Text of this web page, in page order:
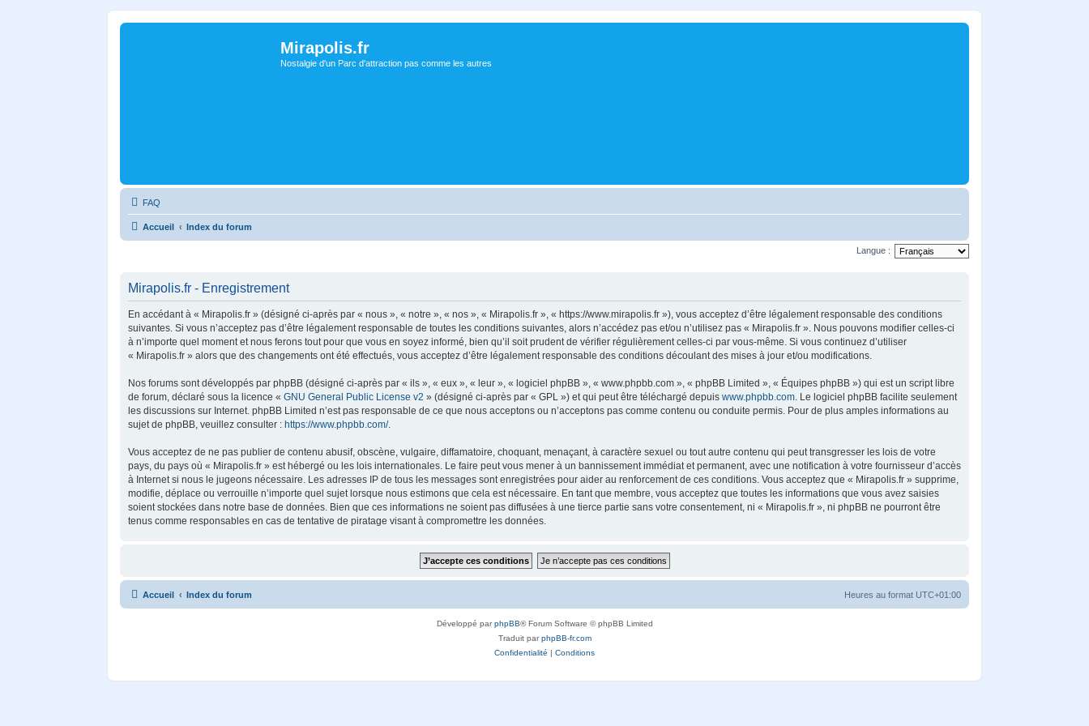
Mirapolis.fr
Nostalgie d'un Parc d'attraction pas comme les autres
FAQ
Accueil Index du forum
Langue :
Mirapolis.fr - Enregistrement
En accédant à « Mirapolis.fr » (désigné ci-après par « nous », « notre », « nos », « Mirapolis.fr », « https://www.mirapolis.fr »), vous acceptez d’être légalement responsable des conditions
suivantes. Si vous n’acceptez pas d’être légalement responsable de toutes les conditions suivantes, alors n’accédez pas et/ou n’utilisez pas « Mirapolis.fr ». Nous pouvons modifier celles-ci
à n’importe quel moment et nous ferons tout pour que vous en soyez informé, bien qu’il soit prudent de vérifier régulièrement celles-ci par vous-même. Si vous continuez d’utiliser
« Mirapolis.fr » alors que des changements ont été effectués, vous acceptez d’être légalement responsable des conditions découlant des mises à jour et/ou modifications.
Nos forums sont développés par phpBB (désigné ci-après par « ils », « eux », « leur », « logiciel phpBB », « www.phpbb.com », « phpBB Limited », « Équipes phpBB ») qui est un script libre
de forum, déclaré sous la licence « GNU General Public License v2 » (désigné ci-après par « GPL ») et qui peut être téléchargé depuis www.phpbb.com . Le logiciel phpBB facilite seulement
les discussions sur Internet. phpBB Limited n’est pas responsable de ce que nous acceptons ou n’acceptons pas comme contenu ou conduite permis. Pour de plus amples informations au
sujet de phpBB, veuillez consulter : https://www.phpbb.com/.
Vous acceptez de ne pas publier de contenu abusif, obscène, vulgaire, diffamatoire, choquant, menaçant, à caractère sexuel ou tout autre contenu qui peut transgresser les lois de votre
pays, du pays où « Mirapolis.fr » est hébergé ou les lois internationales. Le faire peut vous mener à un bannissement immédiat et permanent, avec une notification à votre fournisseur d’accès
à Internet si nous le jugeons nécessaire. Les adresses IP de tous les messages sont enregistrées pour aider au renforcement de ces conditions. Vous acceptez que « Mirapolis.fr » supprime,
modifie, déplace ou verrouille n’importe quel sujet lorsque nous estimons que cela est nécessaire. En tant que membre, vous acceptez que toutes les informations que vous avez saisies
soient stockées dans notre base de données. Bien que ces informations ne soient pas diffusées à une tierce partie sans votre consentement, ni « Mirapolis.fr », ni phpBB ne pourront être
tenus comme responsables en cas de tentative de piratage visant à compromettre les données.
Accueil Index du forum Heures au format UTC+01:00
Développé parphpBB® Forum Software © phpBB Limited
Traduit parphpBB-fr.com
Confidentialité | Conditions